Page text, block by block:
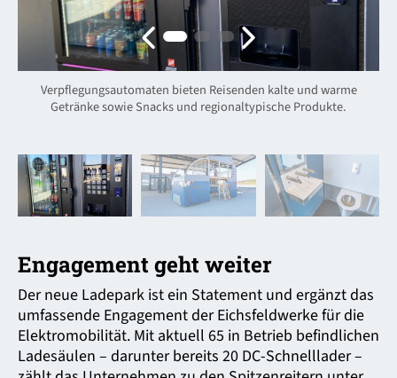
Verpflegungsautomaten bieten Reisenden kalte und warme
Getränke sowie Snacks und regionaltypische Produkte.
Engagement geht weiter
Der neue Ladepark ist ein Statement und ergänzt das
umfassende Engagement der Eichsfeldwerke für die
Elektro­mobilität. Mit aktuell 65 in Betrieb befindlichen
Ladesäulen – darunter bereits 20 DC-Schnelllader –